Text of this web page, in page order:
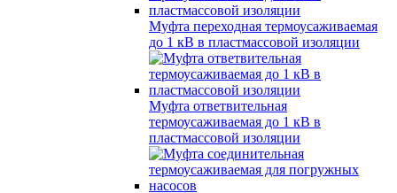
Муфта переходная термоусаживаемая
до 1 кВ в пластмассовой изоляции
Муфта ответвительная
термоусаживаемая до 1 кВ в
пластмассовой изоляции